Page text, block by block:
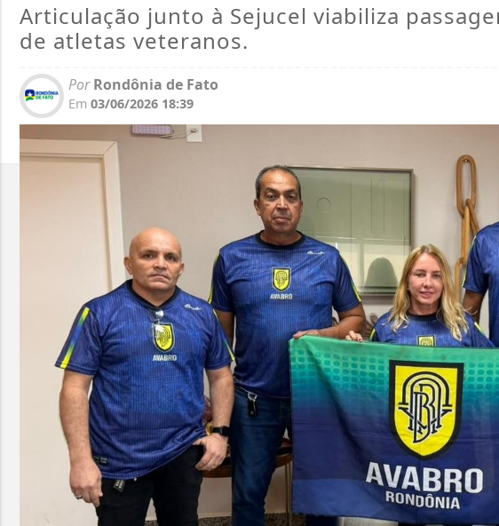
Articulação junto à Sejucel viabiliza
de atletas veteranos.
PorRondônia de Fato
Em 03/06/2026 18:39